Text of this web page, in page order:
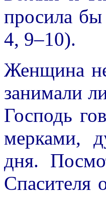
просила
4, 9–10).
Женщина
занимали
Господь
мерками,
дня.
Спасителя